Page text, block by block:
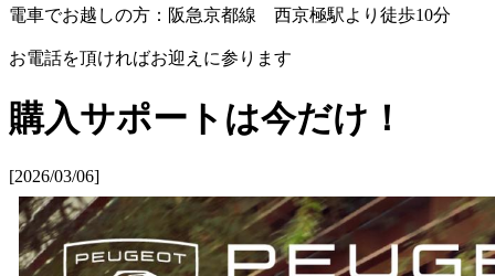
電車でお越しの方：阪急京都線 西京極駅より徒歩10分
お電話を頂ければお迎えに参ります
購入サポートは今だけ！
[2026/03/06]